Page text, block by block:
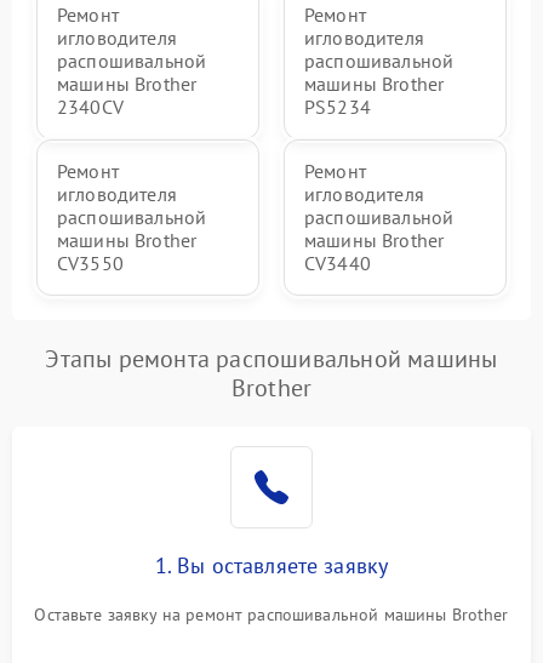
Ремонт
игловодителя
распошивальной
машины Brother
2340CV
Ремонт
игловодителя
распошивальной
машины Brother
PS5234
Ремонт
игловодителя
распошивальной
машины Brother
CV3550
Ремонт
игловодителя
распошивальной
машины Brother
CV3440
Этапы ремонта распошивальной машины
Brother
1. Вы оставляете заявку
Оставьте заявку на ремонт распошивальной машины Brother